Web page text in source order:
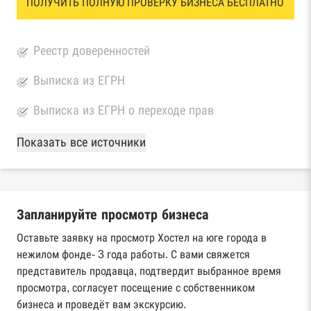
Реестр доверенностей
Выписка из ЕГРН
Выписка из ЕГРН о переходе прав
База Росстата
Реестры ЕГРЮЛ и ЕГРИП Федеральной
Реестр государственных контрактов
Федерального казначейства
Картотека арбитражных дел Высшего
арбитражного суда
Показать все источники
Запланируйте просмотр бизнеса
Оставьте заявку на просмотр Хостел на юге города в
нежилом фонде- 3 года работы. С вами свяжется
представитель продавца, подтвердит выбранное время
просмотра, согласует посещение с собственником
бизнеса и проведёт вам экскурсию.